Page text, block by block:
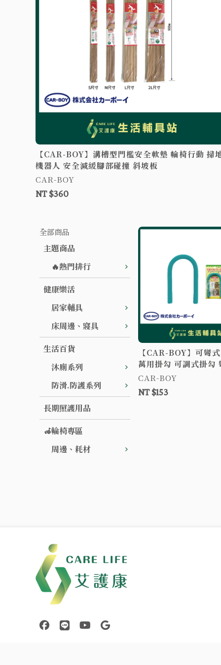
【CAR-BOY】溝槽型門檻安全軟墊 輪椅行動 掃
機器人 安全減緩腳部碰撞 斜坡板
CAR-BOY
NT $360
全部商品
主題商品
🔥熱門排行
健康樂活
居家輔具
床周邊、寢具
生活百貨
沐廁系列
防滑.防護系列
長期照護用品
🦽輪椅專區
周邊、耗材
【CAR-BOY】可彎
萬用掛勾 可調式掛勾
用勾 多用途勾
CAR-BOY
NT $153
中壢醫療器材｜醫療器材補助｜出院醫療器材｜平鎮醫療器
連結到facebook(另開視窗)
連結到Line(另開視窗)
連結到Youtube(另開視窗)